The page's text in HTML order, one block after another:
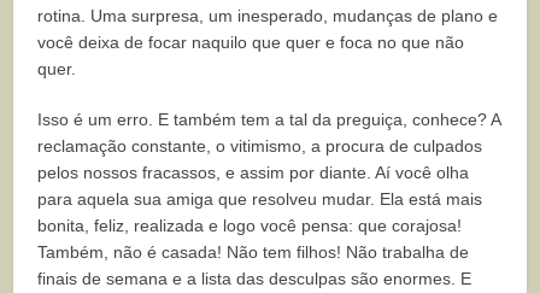
rotina. Uma surpresa, um inesperado, mudanças de plano e
você deixa de focar naquilo que quer e foca no que não
quer.
Isso é um erro. E também tem a tal da preguiça, conhece? A
reclamação constante, o vitimismo, a procura de culpados
pelos nossos fracassos, e assim por diante. Aí você olha
para aquela sua amiga que resolveu mudar. Ela está mais
bonita, feliz, realizada e logo você pensa: que corajosa!
Também, não é casada! Não tem filhos! Não trabalha de
finais de semana e a lista das desculpas são enormes. E